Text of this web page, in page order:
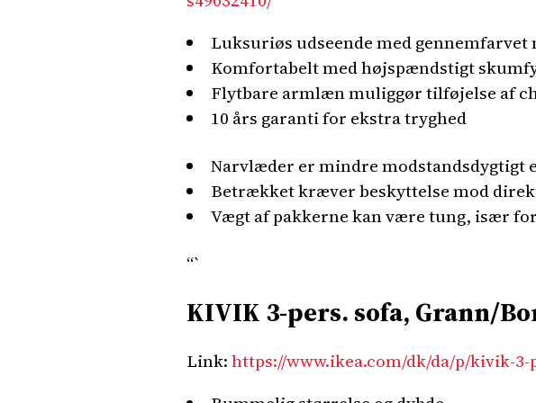
Luksuriøs udseende med
Komfortabelt med højspændstigt
Flytbare armlæn muliggør tilføjelse af
10 års garanti for ekstra tryghed
Narvlæder er mindre modstandsdygtigt
Betrækket kræver beskyttelse mod
Vægt af pakkerne kan være tung, især
“`
KIVIK 3-pers. sofa, Grann/
Link:https://www.ikea.com/dk/da/p/kivik-